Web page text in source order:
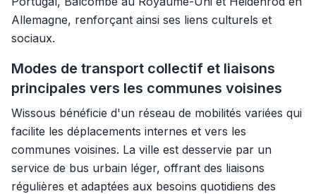
Allemagne, renforçant ainsi ses liens culturels et
sociaux.
Modes de transport collectif et liaisons
principales vers les communes voisines
Wissous bénéficie d'un réseau de mobilités variées qui
facilite les déplacements internes et vers les
communes voisines. La ville est desservie par un
service de bus urbain léger, offrant des liaisons
régulières et adaptées aux besoins quotidiens des